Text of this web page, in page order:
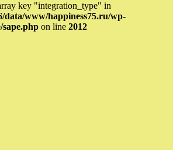
key "integration_type" in
data/www/happiness75.ru/wp-
sape.php on line 2012